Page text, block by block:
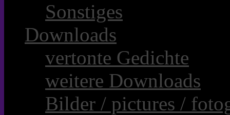
Sonstiges
Downloads
vertonte Gedichte
weitere Downloads
Bilder / pictures /